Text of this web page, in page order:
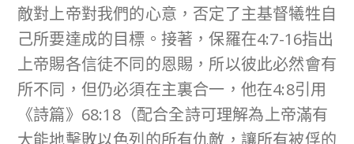
敵對上帝對我們的心意，否定了主基督犧牲自
己所要達成的目標。接著，保羅在4:7-16指出
上帝賜各信徒不同的恩賜，所以彼此必然會有
所不同，但仍必須在主裏合一，他在4:8引用
《詩篇》68:18（配合全詩可理解為上帝滿有
大能地擊敗以色列的所有仇敵，讓所有被俘的